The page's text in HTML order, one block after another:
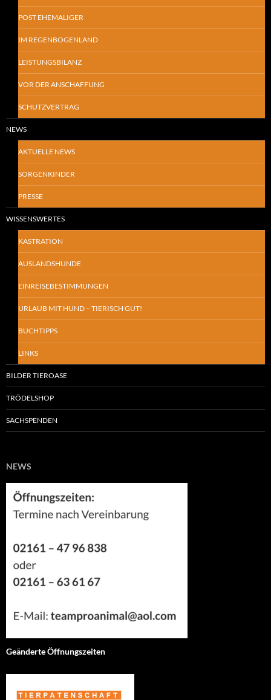
POST EHEMALIGER
IM REGENBOGENLAND
LEISTUNGSBILANZ
VOR DER ANSCHAFFUNG
SCHUTZVERTRAG
NEWS
AKTUELLE NEWS
SORGENKINDER
PRESSE
WISSENSWERTES
KASTRATION
AUSLANDSHUNDE
EINREISEBESTIMMUNGEN
URLAUB MIT HUND – TIERISCH GUT!
BUCHTIPPS
LINKS
BILDER TIEROASE
TRÖDELSHOP
SACHSPENDEN
NEWS
Geänderte Öffnungszeiten